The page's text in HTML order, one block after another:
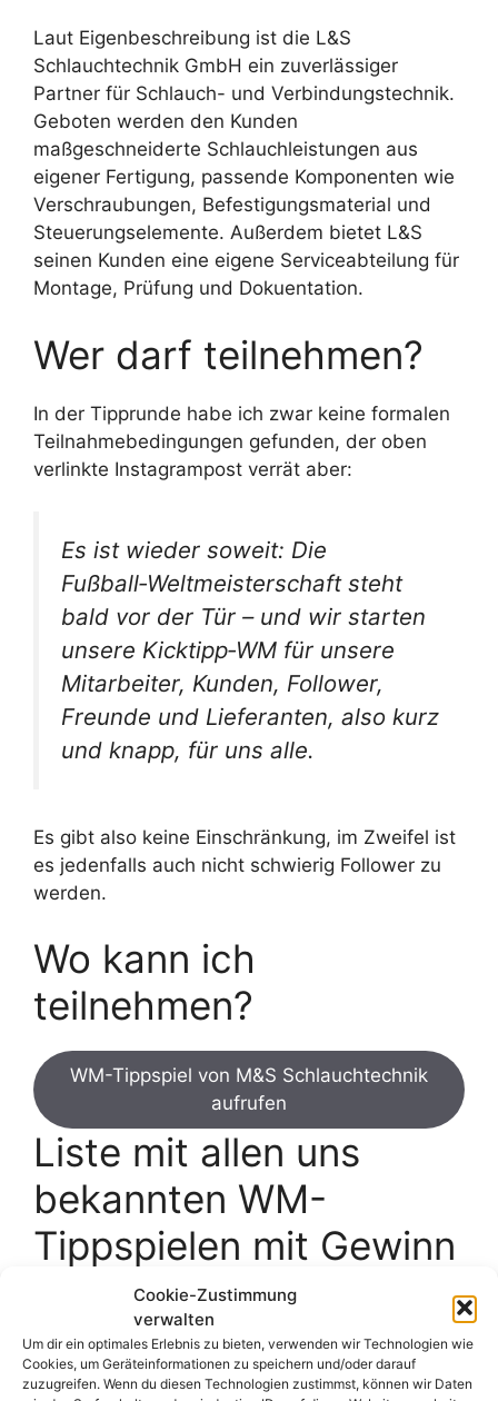
Cookie-Zustimmung
verwalten
Um dir ein optimales Erlebnis zu bieten, verwenden wir Technologien wie
Cookies, um Geräteinformationen zu speichern und/oder darauf
zuzugreifen. Wenn du diesen Technologien zustimmst, können wir Daten
Laut Eigenbeschreibung ist die L&S
Schlauchtechnik GmbH ein zuverlässiger
Partner für Schlauch- und Verbindungstechnik.
Geboten werden den Kunden
maßgeschneiderte Schlauchleistungen aus
eigener Fertigung, passende Komponenten wie
Verschraubungen, Befestigungsmaterial und
Steuerungselemente. Außerdem bietet L&S
seinen Kunden eine eigene Serviceabteilung für
Montage, Prüfung und Dokuentation.
Wer darf teilnehmen?
In der Tipprunde habe ich zwar keine formalen
Teilnahmebedingungen gefunden, der oben
verlinkte Instagrampost verrät aber:
Es ist wieder soweit: Die
Fußball‑Weltmeisterschaft steht
bald vor der Tür – und wir starten
unsere Kicktipp‑WM für unsere
Mitarbeiter, Kunden, Follower,
Freunde und Lieferanten, also kurz
und knapp, für uns alle.
Es gibt also keine Einschränkung, im Zweifel ist
es jedenfalls auch nicht schwierig Follower zu
werden.
Wo kann ich
teilnehmen?
WM-Tippspiel von M&S Schlauchtechnik
aufrufen
Liste mit allen uns
bekannten WM-
Tippspielen mit Gewinn
Dies ist nur eines von zahlreichen Tippspielen
zur WM 2026, bei denen ihr Preise gewinnen
könnt. Hier geht es zu unserer kompletten
Übersicht mit allen Gewinnspiel-Tippspielen: